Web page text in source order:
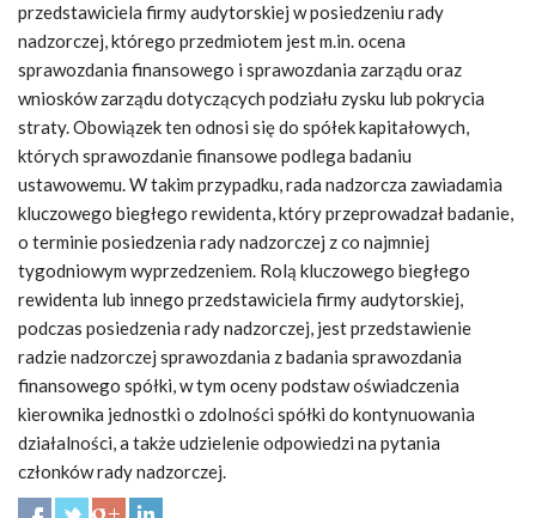
przedstawiciela firmy audytorskiej w posiedzeniu rady
nadzorczej, którego przedmiotem jest m.in. ocena
sprawozdania finansowego i sprawozdania zarządu oraz
wniosków zarządu dotyczących podziału zysku lub pokrycia
straty. Obowiązek ten odnosi się do spółek kapitałowych,
których sprawozdanie finansowe podlega badaniu
ustawowemu. W takim przypadku, rada nadzorcza zawiadamia
kluczowego biegłego rewidenta, który przeprowadzał badanie,
o terminie posiedzenia rady nadzorczej z co najmniej
tygodniowym wyprzedzeniem. Rolą kluczowego biegłego
rewidenta lub innego przedstawiciela firmy audytorskiej,
podczas posiedzenia rady nadzorczej, jest przedstawienie
radzie nadzorczej sprawozdania z badania sprawozdania
finansowego spółki, w tym oceny podstaw oświadczenia
kierownika jednostki o zdolności spółki do kontynuowania
działalności, a także udzielenie odpowiedzi na pytania
członków rady nadzorczej.